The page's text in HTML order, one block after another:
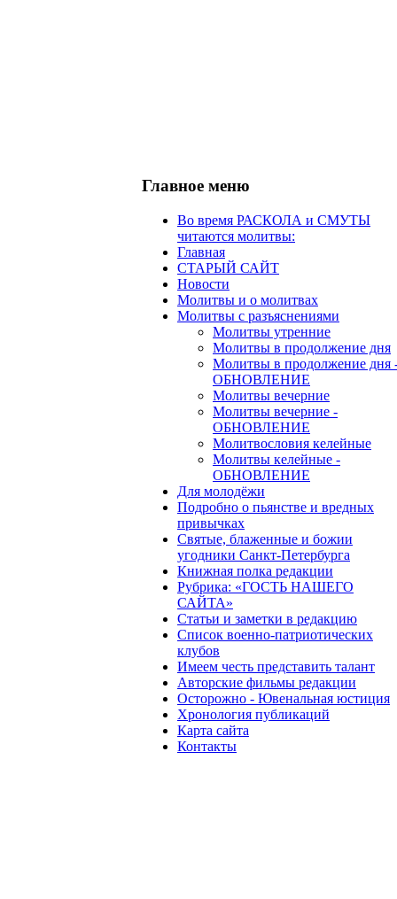
Главное меню
Во время РАСКОЛА и СМУТЫ
читаются молитвы:
Главная
СТАРЫЙ САЙТ
Новости
Молитвы и о молитвах
Молитвы с разъяснениями
Молитвы утренние
Молитвы в продолжение дня
Молитвы в продолжение дня
ОБНОВЛЕНИЕ
Молитвы вечерние
Молитвы вечерние -
ОБНОВЛЕНИЕ
Молитвословия келейные
Молитвы келейные -
ОБНОВЛЕНИЕ
Для молодёжи
Подробно о пьянстве и вредных
привычках
Святые, блаженные и божии
угодники Санкт-Петербурга
Книжная полка редакции
Рубрика: «ГОСТЬ НАШЕГО
САЙТА»
Статьи и заметки в редакцию
Список военно-патриотических
клубов
Имеем честь представить талант
Авторские фильмы редакции
Осторожно - Ювенальная юстиция
Хронология публикаций
Карта сайта
Контакты